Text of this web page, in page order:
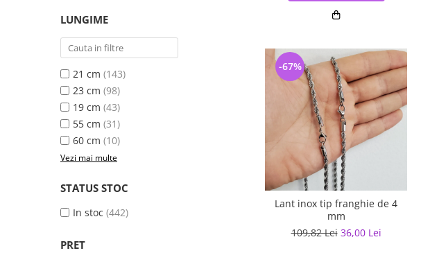
LUNGIME
21 cm (143)
23 cm (98)
19 cm (43)
55 cm (31)
60 cm (10)
Vezi mai multe
STATUS STOC
In stoc (442)
PRET
Lant inox tip franghie de 4
mm
109,82 Lei 36,00 Lei
-67%